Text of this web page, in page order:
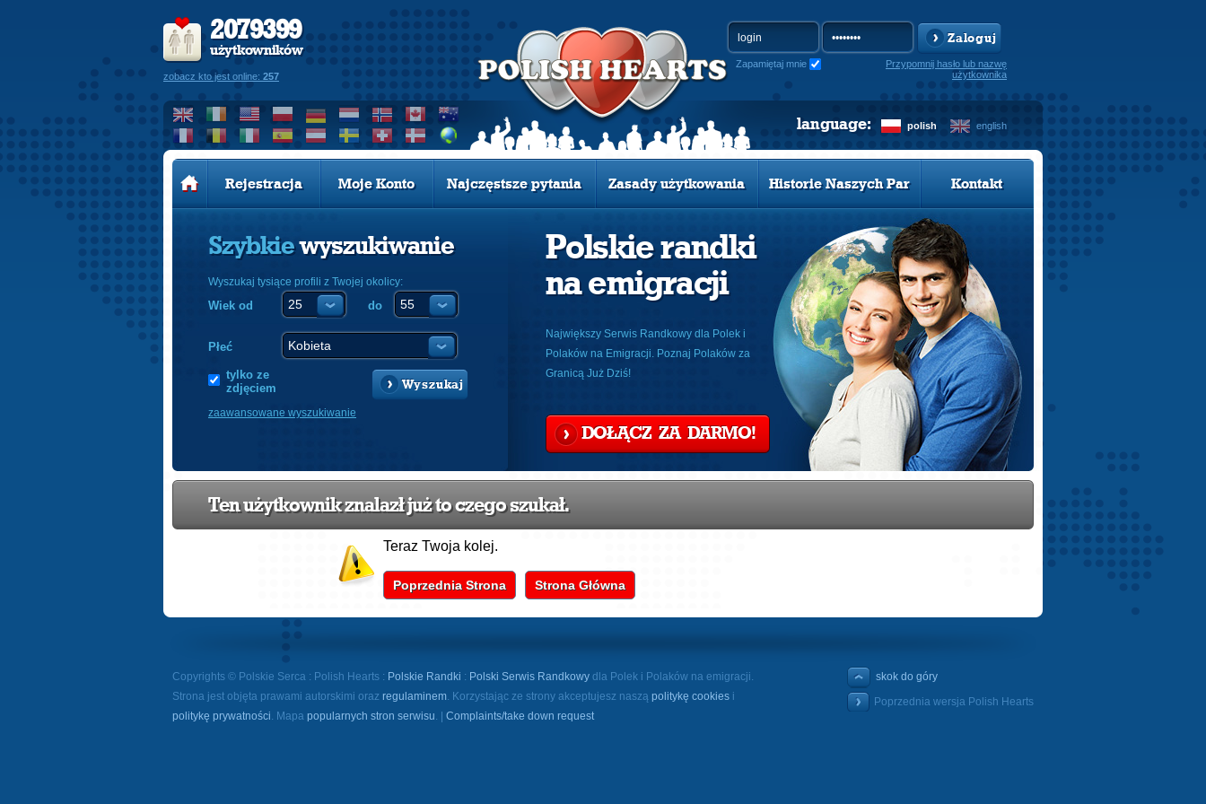
2079399
użytkowników
zobacz kto jest online: 257
Zaloguj
Zapamiętaj mnie
Przypomnij hasło lub nazwę
użytkownika
polish english
language:
Rejestracja Moje Konto Najczęstsze pytania Zasady użytkowania Historie Naszych Par Kontakt
Szybkiewyszukiwanie
Wyszukaj tysiące profili z Twojej okolicy:
Wiek od do
Płeć
tylko ze
zdjęciem
Wyszukaj
zaawansowane wyszukiwanie
Polskie randki
na emigracji
Największy Serwis Randkowy dla Polek i
Polaków na Emigracji. Poznaj Polaków za
Granicą Już Dziś!
DOŁĄCZ ZA DARMO!
Ten użytkownik znalazł już to czego szukał.
Teraz Twoja kolej.
Poprzednia Strona Strona Główna
Copyrights © Polskie Serca : Polish Hearts : Polskie Randki : Polski Serwis Randkowy dla Polek i Polaków na emigracji.
Strona jest objęta prawami autorskimi oraz regulaminem. Korzystając ze strony akceptujesz naszą politykę cookies i
politykę prywatności. Mapa popularnych stron serwisu. | Complaints/take down request
skok do góry
Poprzednia wersja Polish Hearts